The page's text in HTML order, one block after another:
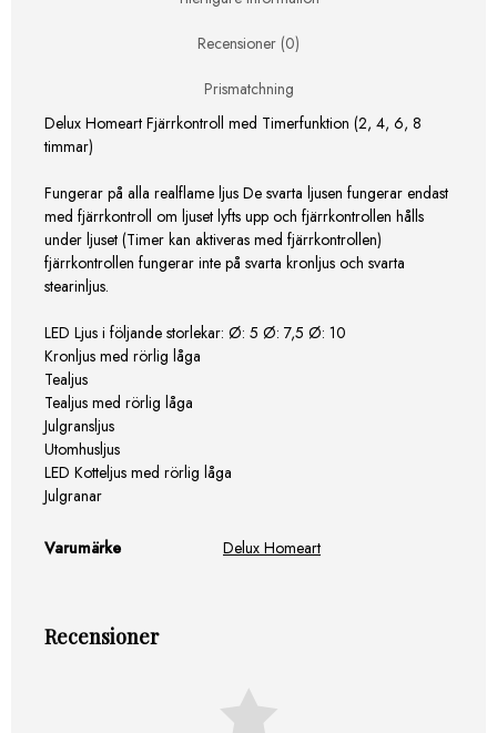
Recensioner (0)
Prismatchning
Delux Homeart Fjärrkontroll med Timerfunktion (2, 4, 6, 8
timmar)
Fungerar på alla realflame ljus De svarta ljusen fungerar endast
med fjärrkontroll om ljuset lyfts upp och fjärrkontrollen hålls
under ljuset (Timer kan aktiveras med fjärrkontrollen)
fjärrkontrollen fungerar inte på svarta kronljus och svarta
stearinljus.
LED Ljus i följande storlekar: Ø: 5 Ø: 7,5 Ø: 10
Kronljus med rörlig låga
Tealjus
Tealjus med rörlig låga
Julgransljus
Utomhusljus
LED Kotteljus med rörlig låga
Julgranar
Varumärke Delux Homeart
Recensioner